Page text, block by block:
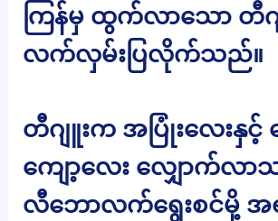
ကြန်မှ ထွက်လာသော တီ
လက်လှမ်းပြလိုက်သည်။
တီဂျူးက အပြုံးလေးနှင့်
ကျော့လေး လျှောက်လာ
လီဘောလက်ရွေးစင်မို့